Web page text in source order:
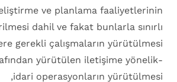
ve planlama faaliyetlerinin
dahil ve fakat bunlarla sınırlı
gerekli çalışmaların yürütülmesi,
yürütülen iletişime yönelik
idari operasyonların yürütülmesi,